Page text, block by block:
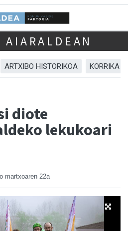
AIARALDEAN
ARTXIBO HISTORIKOA KORRIKA
diote
lekukoari
martxoaren 22a